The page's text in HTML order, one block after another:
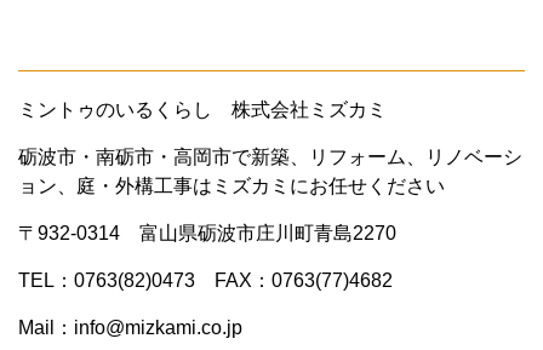
ミントゥのいるくらし 株式会社ミズカミ
砺波市・南砺市・高岡市で新築、リフォーム、リノベーシ
ョン、庭・外構工事はミズカミにお任せください
〒932-0314 富山県砺波市庄川町青島2270
TEL：0763(82)0473 FAX：0763(77)4682
Mail：info@mizkami.co.jp